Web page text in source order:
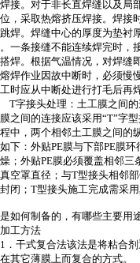
焊接。对于非长直焊缝以及局
位，采取热熔挤压焊接。焊接
跳焊。焊缝中心的厚度为垫衬
。一条接缝不能连续焊完时，
搭焊。根据气温情况，对焊缝
熔焊作业因故中断时，必须慢
工时应从中断处进行打毛后再
T字接头处理：土工膜之间的
膜之间的连接应该采用“T”字型
程中，两个相邻土工膜之间的
如下：外贴PE膜与下部PE膜环
燥；外贴PE膜必须覆盖相邻三
真空罩直径；与T型接头相邻
封闭；T型接头施工完成需采
是如何制备的，有哪些主要用
加工方法
1．干式复合法该法是将粘合
在其它薄膜上而复合的方式。